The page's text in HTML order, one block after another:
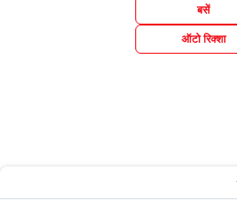
बसें
ऑटो रिक्शा